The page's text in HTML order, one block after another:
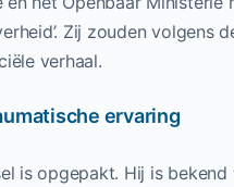
Zij zouden
verhaal.
ervaring
is opgepakt. Hij is